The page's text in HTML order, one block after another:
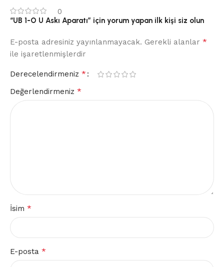
0
“UB 1-O U Askı Aparatı” için yorum yapan ilk kişi siz olun
E-posta adresiniz yayınlanmayacak. Gerekli alanlar *
ile işaretlenmişlerdir
Derecelendirmeniz *
Değerlendirmeniz *
İsim *
E-posta *